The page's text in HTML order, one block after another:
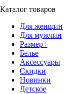
Каталог товаров
Для женщин
Для мужчин
Размер+
Белье
Аксессуары
Скидки
Новинки
Детское